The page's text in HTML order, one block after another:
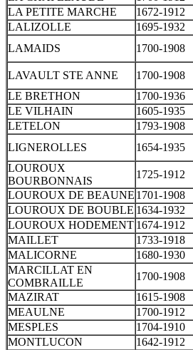
LA PETITE MARCHE
1672-1912
LALIZOLLE
1695-1932
LAMAIDS
1700-1908
LAVAULT STE ANNE
1700-1908
LE BRETHON
1700-1936
LE VILHAIN
1605-1935
LETELON
1793-1908
LIGNEROLLES
1654-1935
LOUROUX
BOURBONNAIS
1725-1912
LOUROUX DE BEAUNE 1701-1908
LOUROUX DE BOUBLE 1634-1932
LOUROUX HODEMENT 1674-1912
MAILLET
1733-1918
MALICORNE
1680-1930
MARCILLAT EN
COMBRAILLE
1700-1908
MAZIRAT
1615-1908
MEAULNE
1700-1912
MESPLES
1704-1910
MONTLUCON
1642-1912